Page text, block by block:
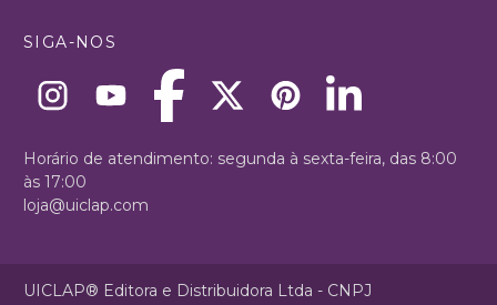
SIGA-NOS
Horário de atendimento: segunda à sexta-feira, das 8:00
às 17:00
loja@uiclap.com
UICLAP® Editora e Distribuidora Ltda - CNPJ